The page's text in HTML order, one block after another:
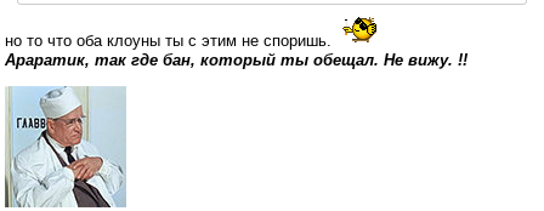
но то что оба клоуны ты с этим не споришь.
Араратик, так где бан, который ты обещал. Не вижу. !!